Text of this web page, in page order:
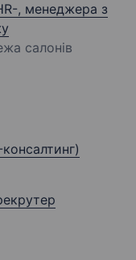
, менеджера з
салонів